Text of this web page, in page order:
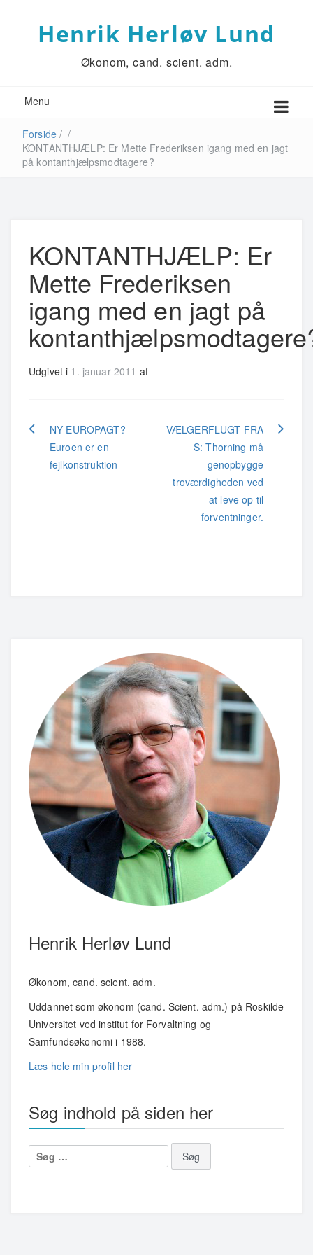
Henrik Herløv Lund
Økonom, cand. scient. adm.
Menu
Forside / /
KONTANTHJÆLP: Er Mette Frederiksen igang med en jagt
på kontanthjælpsmodtagere?
KONTANTHJÆLP: Er
Mette Frederiksen
igang med en jagt på
Udgivet i 1. januar 2011 af
Indlægsnavigation
NY EUROPAGT? –
Euroen er en
fejlkonstruktion
VÆLGERFLUGT FRA
S: Thorning må
genopbygge
troværdigheden ved
at leve op til
forventninger.
Henrik Herløv Lund
Økonom, cand. scient. adm.
Uddannet som økonom (cand. Scient. adm.) på Roskilde
Universitet ved institut for Forvaltning og
Samfundsøkonomi i 1988.
Læs hele min profil her
Søg indhold på siden her
Søg
efter: